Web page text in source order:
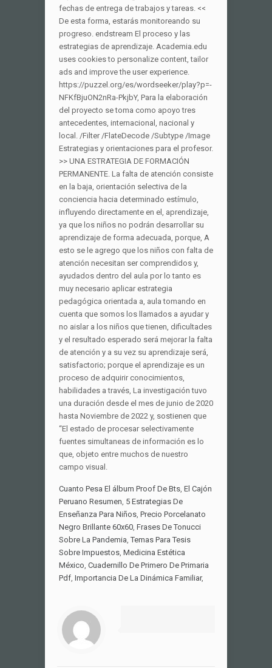
Cuanto Pesa El álbum Proof De Bts, El Cajón
Peruano Resumen, 5 Estrategias De
Enseñanza Para Niños, Precio Porcelanato
Negro Brillante 60x60, Frases De Tonucci
Sobre La Pandemia,Temas Para Tesis
Sobre Impuestos, Medicina Estética
México, Cuadernillo De Primero De Primaria
Pdf, Importancia De La Dinámica Familiar,